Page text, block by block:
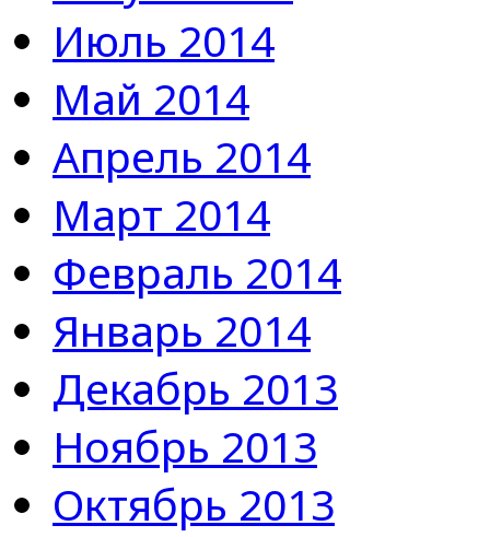
Июль 2014
Май 2014
Апрель 2014
Март 2014
Февраль 2014
Январь 2014
Декабрь 2013
Ноябрь 2013
Октябрь 2013